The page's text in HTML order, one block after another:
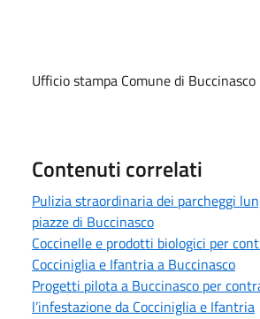
Ufficio stampa Comune di Buccinasco
Contenuti correlati
Pulizia straordinaria dei parcheggi
piazze di Buccinasco
Coccinelle e prodotti biologici per
Cocciniglia e Ifantria a Buccinasco
Progetti pilota a Buccinasco per
l’infestazione da Cocciniglia e Ifantria